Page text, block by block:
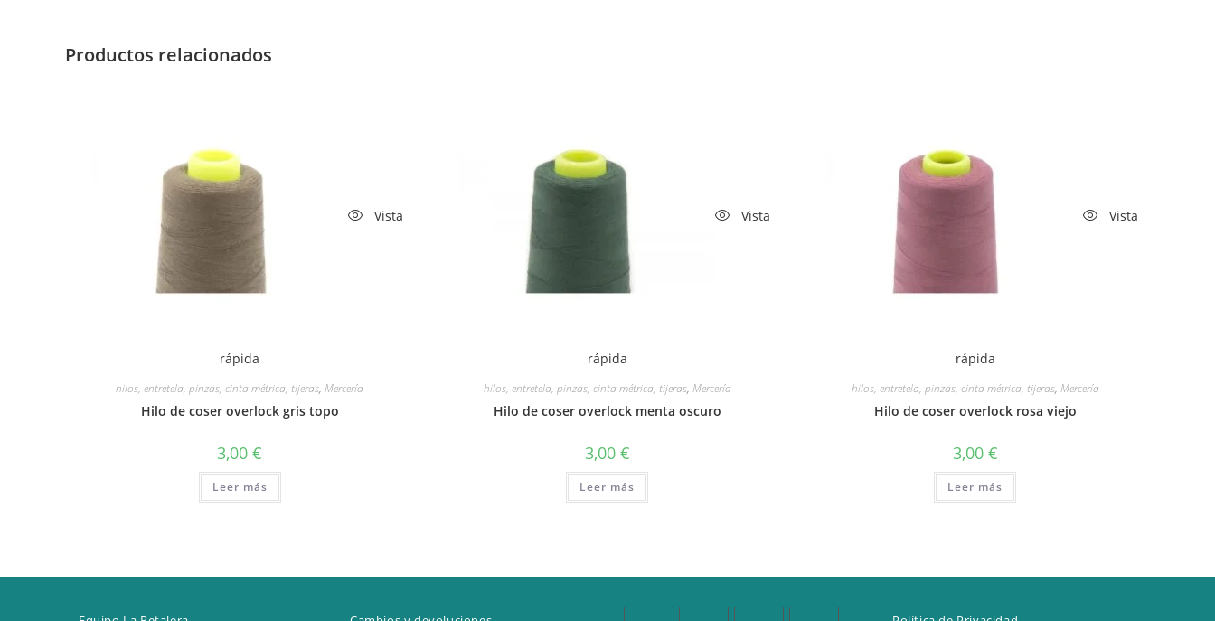
Productos relacionados
Vista
rápida
hilos, entretela, pinzas, cinta métrica, tijeras,Mercería
Hilo de coser overlock gris topo
3,00€
Leer más
Vista
rápida
hilos, entretela, pinzas, cinta métrica, tijeras, Mercería
Hilo de coser overlock menta oscuro
3,00 €
Leer más
Vista
rápida
hilos, entretela, pinzas, cinta métrica, tijeras, Mercería
Hilo de coser overlock rosa viejo
3,00 €
Leer más